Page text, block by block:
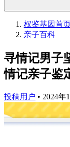
权鉴基因首
亲子百科
寻情记男子
情记亲子鉴
投稿用户 • 2024年